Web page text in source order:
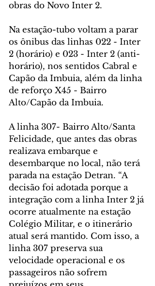
obras do Novo Inter 2.
Na estação-tubo voltam a parar
os ônibus das linhas 022 - Inter
2 (horário) e 023 - Inter 2 (anti-
horário), nos sentidos Cabral e
Capão da Imbuia, além da linha
de reforço X45 - Bairro
Alto/Capão da Imbuia.
A linha 307- Bairro Alto/Santa
Felicidade, que antes das obras
realizava embarque e
desembarque no local, não terá
parada na estação Detran. “A
decisão foi adotada porque a
integração com a linha Inter 2 já
ocorre atualmente na estação
Colégio Militar, e o itinerário
atual será mantido. Com isso, a
linha 307 preserva sua
velocidade operacional e os
passageiros não sofrem